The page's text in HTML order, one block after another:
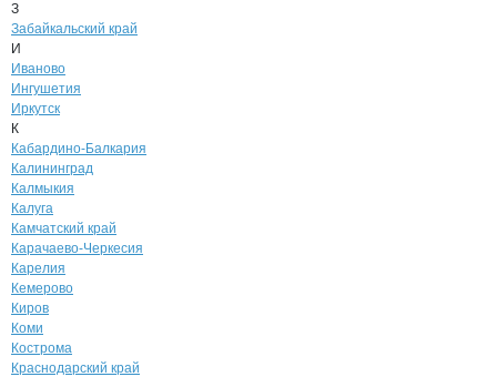
З
Забайкальский край
И
Иваново
Ингушетия
Иркутск
К
Кабардино-Балкария
Калининград
Калмыкия
Калуга
Камчатский край
Карачаево-Черкесия
Карелия
Кемерово
Киров
Коми
Кострома
Краснодарский край